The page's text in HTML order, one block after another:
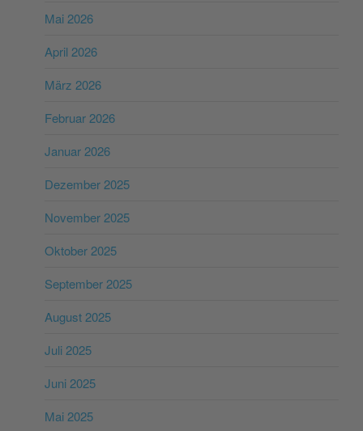
Mai 2026
April 2026
März 2026
Februar 2026
Januar 2026
Dezember 2025
November 2025
Oktober 2025
September 2025
August 2025
Juli 2025
Juni 2025
Mai 2025